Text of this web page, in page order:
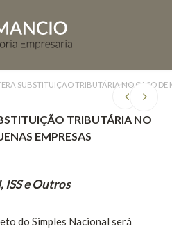
SUBSTITUIÇÃO TRIBUTÁRIA NO CASO DE
TRIBUTÁRIA NO
EMPRESAS
ISS e Outros
do Simples Nacional será